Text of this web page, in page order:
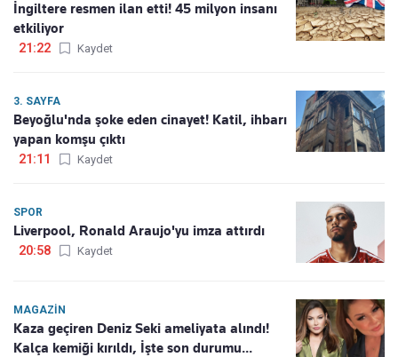
İngiltere resmen ilan etti! 45 milyon insanı
etkiliyor
21:22 Kaydet
3. SAYFA
Beyoğlu'nda şoke eden cinayet! Katil, ihbarı
yapan komşu çıktı
21:11 Kaydet
SPOR
Liverpool, Ronald Araujo'yu imza attırdı
20:58 Kaydet
MAGAZIN
Kaza geçiren Deniz Seki ameliyata alındı!
Kalça kemiği kırıldı, İşte son durumu...